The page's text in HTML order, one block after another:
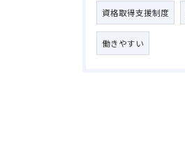
資格取得支援制度
働きやすい